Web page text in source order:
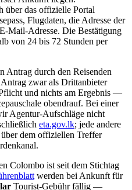
über das offizielle Portal
Flugdaten, die Adresse der
Mail-Adresse. Die Bestätigung
von 24 bis 72 Stunden per
Antrag durch den Reisenden
zwar als Drittanbieter
und nichts am Ergebnis —
obendrauf. Bei einer
Agentur-Aufschläge nicht
eta.gov.lk; jede andere
dem offiziellen Treffer
Colombo ist seit dem Stichtag
werden bei Ankunft für
Tourist-Gebühr fällig —